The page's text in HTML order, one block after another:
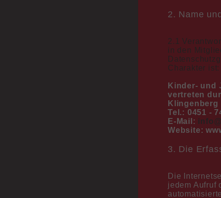
2. Name
2.1
in den
Charakter ist:
Kinder- und
vertreten
Klingenberg
Tel.: 0451 -
E-Mail:
Website:
3. Die
Die
jedem Aufruf